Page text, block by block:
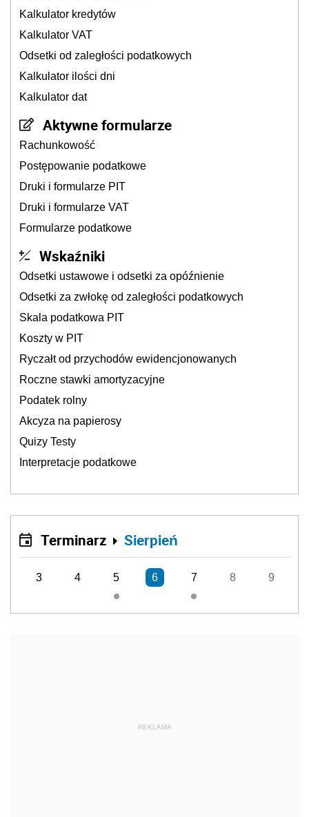
Kalkulator kredytów
Kalkulator VAT
Odsetki od zaległości podatkowych
Kalkulator ilości dni
Kalkulator dat
Aktywne formularze
Rachunkowość
Postępowanie podatkowe
Druki i formularze PIT
Druki i formularze VAT
Formularze podatkowe
Wskaźniki
Odsetki ustawowe i odsetki za opóźnienie
Odsetki za zwłokę od zaległości podatkowych
Skala podatkowa PIT
Koszty w PIT
Ryczałt od przychodów ewidencjonowanych
Roczne stawki amortyzacyjne
Podatek rolny
Akcyza na papierosy
Quizy Testy
Interpretacje podatkowe
Terminarz Sierpień
3 4 5 6 7 8 9
REKLAMA